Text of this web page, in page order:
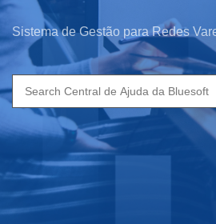
Sistema de Gestão para Redes
Search
for: